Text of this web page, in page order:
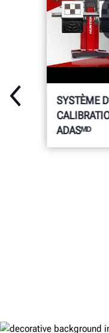
SYSTÈME
ADASᴹᴰ